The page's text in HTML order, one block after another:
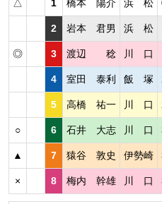
△ 1 橋本 陽介 浜 松
2 岩本 君男 浜 松
◎ 3 渡辺 稔 川 口
4 室田 泰利 飯 塚
5 高橋 祐一 川 口
○ 6 石井 大志 川 口
▲ 7 猿谷 敦史 伊勢崎
× 8 梅内 幹雄 川 口